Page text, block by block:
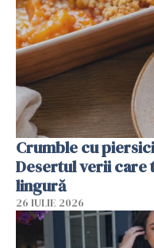
Crumble cu
Desertul verii care
lingură
26 IULIE 2026